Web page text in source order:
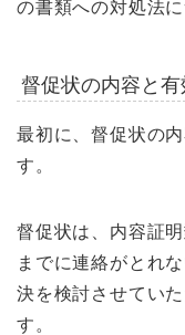
の書類への対処法
督促状の内容と有
最初に、督促状の
す。
督促状は、内容証
までに連絡がとれ
決を検討させてい
す。